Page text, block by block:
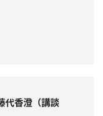
代香澄（講談